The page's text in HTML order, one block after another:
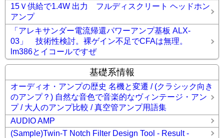
15Ｖ供給で1.4W 出力 フルディスクリート ヘッドホン
アンプ
「アレキサンダー電流帰還パワーアンプ基板 ALX-
03」 技術性検討。裸ゲイン不足でCFAは無理。
lm386とイコールですぜ
基礎系情報
オーディオ・アンプの歴史 名機と変遷 / (クラシック向き
のアンプ？) 自然な音色で音楽的なヴィンテージ・アン
プ / 大人のアンプ比較 / 真空管アンプ用語集
AUDIO AMP
(Sample)Twin-T Notch Filter Design Tool - Result -